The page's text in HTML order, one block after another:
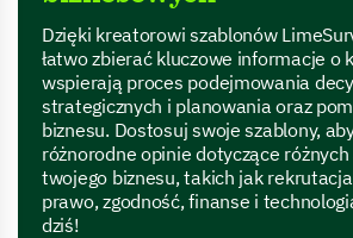
Dzięki kreatorowi szablonów
łatwo zbierać kluczowe informacje o
wspierają proces podejmowania
strategicznych i planowania oraz
biznesu. Dostosuj swoje szablony,
różnorodne opinie dotyczące
twojego biznesu, takich jak
prawo, zgodność, finanse i
dziś!